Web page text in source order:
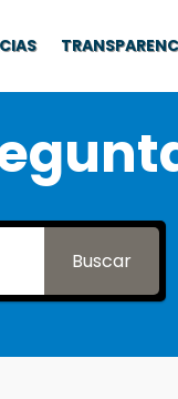
Buscar